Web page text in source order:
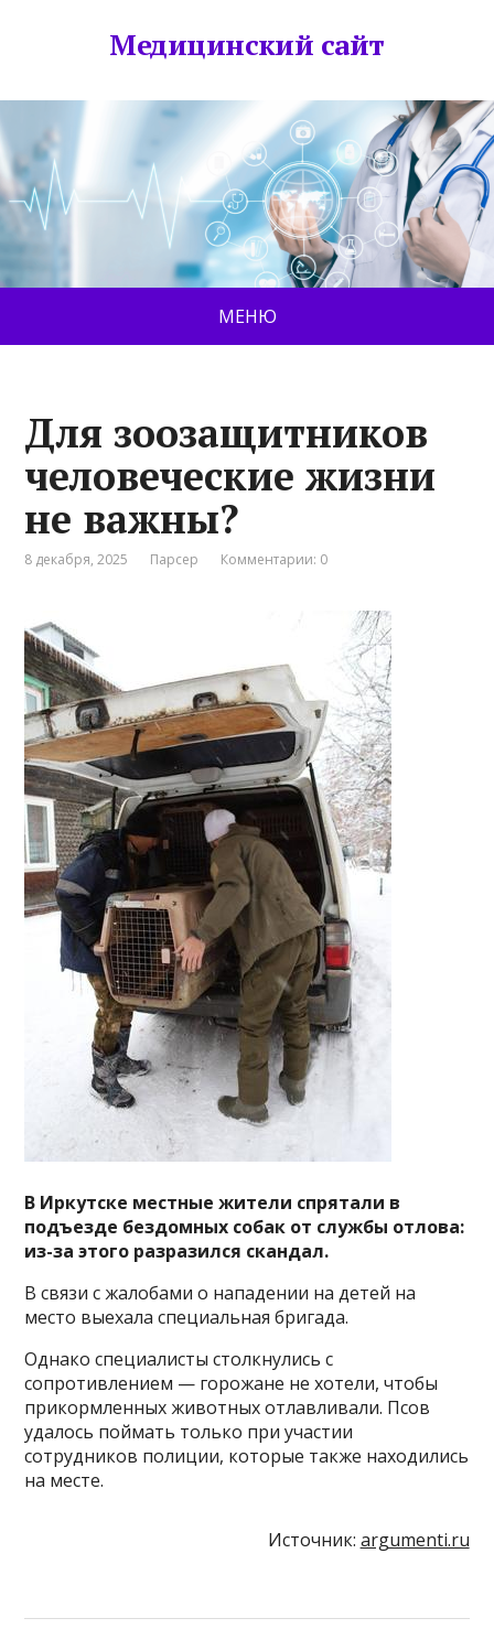
Медицинский сайт
МЕНЮ
Для зоозащитников
человеческие жизни
не важны?
8 декабря, 2025 Парсер Комментарии: 0
В Иркутске местные жители спрятали в
подъезде бездомных собак от службы отлова:
из-за этого разразился скандал.
В связи с жалобами о нападении на детей на
место выехала специальная бригада.
Однако специалисты столкнулись с
сопротивлением — горожане не хотели, чтобы
прикормленных животных отлавливали. Псов
удалось поймать только при участии
сотрудников полиции, которые также находились
на месте.
Источник: argumenti.ru